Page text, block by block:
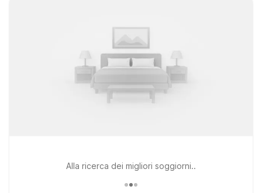
Alla ricerca dei migliori soggiorni..